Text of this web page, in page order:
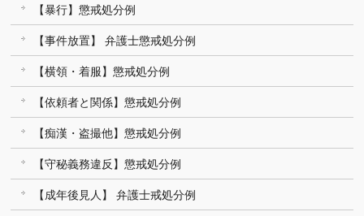
【暴行】懲戒処分例
【事件放置】 弁護士懲戒処分例
【横領・着服】懲戒処分例
【依頼者と関係】懲戒処分例
【痴漢・盗撮他】懲戒処分例
【守秘義務違反】懲戒処分例
【成年後見人】 弁護士戒処分例